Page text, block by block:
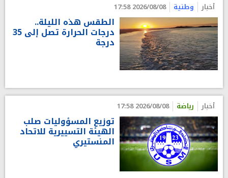
أخبار وطنية 2026/08/08 17:58
الطقس هذه الليلة..
درجات الحرارة تصل إلى 35
درجة
أخبار رياضة 2026/08/08 17:58
توزيع المسؤوليات صلب
الهيئة التسييرية للاتحاد
المنستيري